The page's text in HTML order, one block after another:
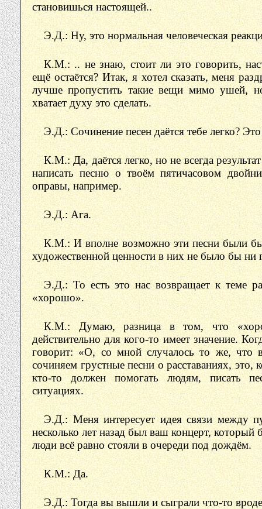
становишься настоящей..
Э.Д.: Ну, это нормальная человеческая
К.М.: .. не знаю, стоит ли это говорить,
ещё остаётся? Итак, я хотел сказать, меня
лучше пропустить такие вещи мимо ушей,
хватает духу это сделать.
Э.Д.: Сочинение песен даётся тебе легко?
К.М.: Да, даётся легко, но не всегда
написать песню о твоём пятичасовом
оправы, например.
Э.Д.: Ага.
К.М.: И вполне возможно эти песни были
художественной ценности в них не было бы ни
Э.Д.: То есть это нас возвращает к теме
«хорошо».
К.М.: Думаю, разница в том, что
действительно для кого-то имеет значение.
говорит: «О, со мной случалось то же,
сочиняем грустные песни о расставаниях, это,
кто-то должен помогать людям, писать
ситуациях.
Э.Д.: Меня интересует идея связи между
несколько лет назад был ваш концерт,
люди всё равно стояли в очереди под дождём.
К.М.: Да.
Э.Д.: Тогда вы вышли и сыграли что-то вроде